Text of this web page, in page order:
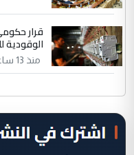
قرار
الوقودية
منذ 13 ساعة